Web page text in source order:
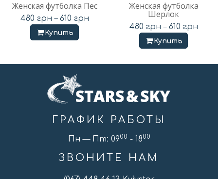
Женская футболка Пес
480 грн – 610 грн
Купить
Женская футболка
Шерлок
480 грн – 610 грн
Купить
ГРАФИК РАБОТЫ
Пн — Пт: 0900 - 1800
ЗВОНИТЕ НАМ